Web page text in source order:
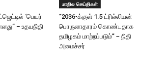
‘பெயர்
– உதயநிதி
மாநில செய்திகள்
“2036-க்குள் 1.5 ட்ரில்லியன்
பொருளாதாரம் கொண்டதாக
தமிழகம் மாற்றப்படும்” – நிதி
அமைச்சர்